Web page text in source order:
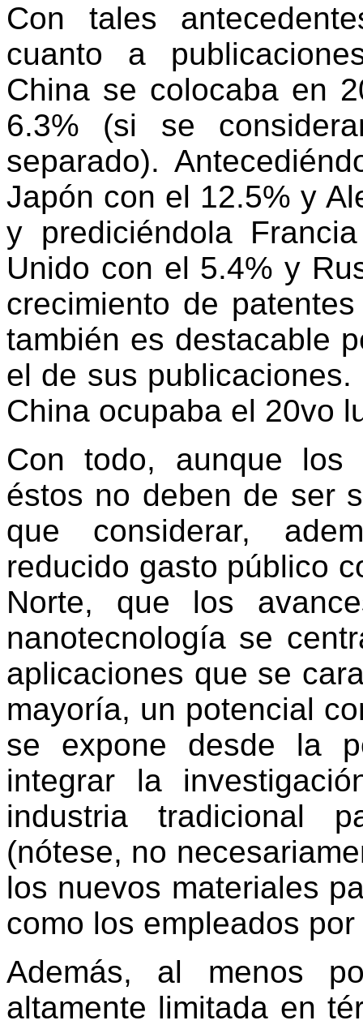
Con tales
cuanto a
China se colocaba en
6.3% (si se
separado).
Japón con el 12.5% y
y prediciéndola
Unido con el 5.4% y
crecimiento de
también es destacable
el de sus
China ocupaba el 20vo
Con todo, aunque los
éstos no deben de ser
que considerar,
reducido gasto público
Norte, que los
nanotecnología se
aplicaciones que se
mayoría, un potencial
se expone desde la
integrar la
industria tradicional
(nótese, no
los nuevos materiales
como los empleados
Además, al menos
altamente limitada en